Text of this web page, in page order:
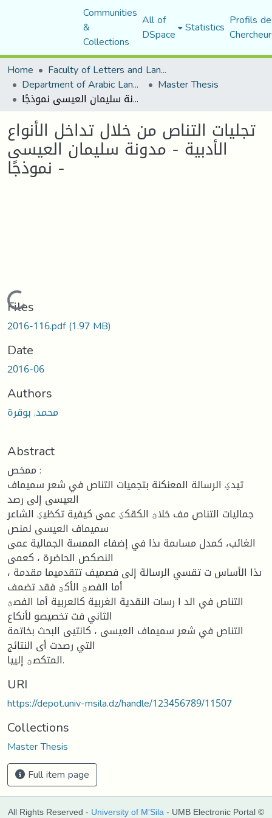
Communities
&
Collections
All of
DSpace Statistics Profils
Home
Faculty of Letters and Languages
Department of Arabic Language and Literature Master Thesis
تجليات التناص من خلال تداخل الأنواع الأدبية - مدونة سليمان العيسى نموذجًا -
تجليات التناص من خلال تداخل الأنواع
الأدبية - مدونة سليمان العيسى
نموذجًا -
Loading...
Files
2016-116.pdf(1.97 MB)
Date
2016-06
Authors
محمد, بوقرة
Abstract
ممخص :
تيدؼ الرسالة المعنكنة بتجميات التناص في شعر سميماف
العيسى إلى رصد
جماليات التناص مف خلاؿ الكقكؼ عمى كيفية تكظيؼ الشاعر
سميماف العيسى لمنص
الغائب، كمدل مساىمة ىذا في إضفاء الممسة الجمالية عمى
النصكص الحاضرة ، كعمى
ىذا الأساس ت تقسي الرسالة إلى فصميف تتقدميما مقدمة ،
أما الفصؿ الأكؿ فقد تضمف
التناص في الد ا رسات النقدية الغربية كالعربية أما الفصؿ
الثاني فت تخصيصو لأنكاع
التناص في شعر سميماف العيسى ، كانتيى البحث بخاتمة
التي رصدت أى النتائج
المتكصؿ إلييا.
URI
https://depot.univ-msila.dz/handle/123456789/11507
Collections
Master Thesis
Full item page
All Rights Reserved - University of M'Sila - UMB Electronic Portal ©